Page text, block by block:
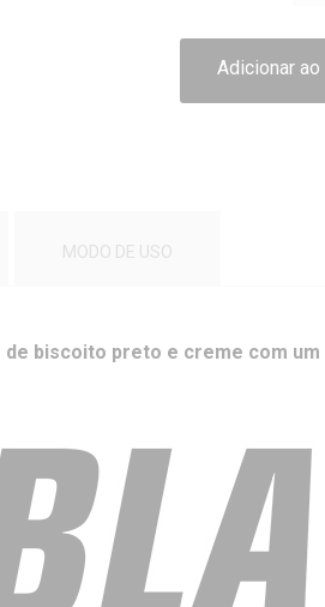
Adicionar ao
MODO DE USO
biscoito preto e creme com